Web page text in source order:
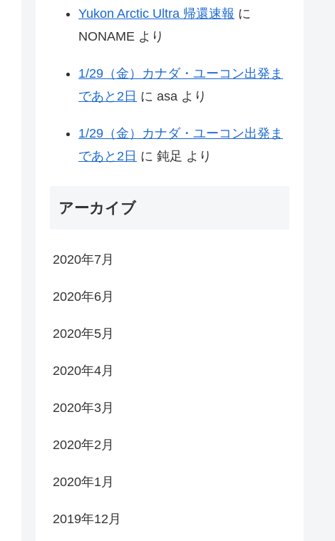
Yukon Arctic Ultra 帰還速報 に
NONAME より
1/29（金）カナダ・ユーコン出発ま
であと2日 に asa より
1/29（金）カナダ・ユーコン出発ま
であと2日 に 鈍足 より
アーカイブ
2020年7月
2020年6月
2020年5月
2020年4月
2020年3月
2020年2月
2020年1月
2019年12月